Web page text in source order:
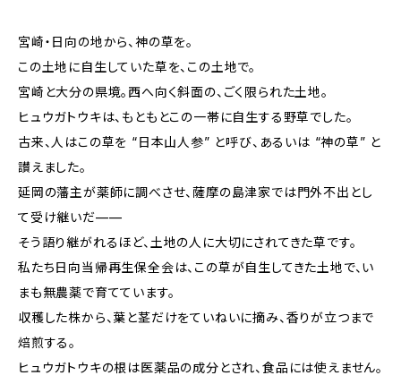
宮崎・日向の地から、神の草を。
この土地に自生していた草を、この土地で。
宮崎と大分の県境。西へ向く斜面の、ごく限られた土地。
ヒュウガトウキは、もともとこの一帯に自生する野草でした。
古来、人はこの草を “日本山人参” と呼び、あるいは “神の草” と
讃えました。
延岡の藩主が薬師に調べさせ、薩摩の島津家では門外不出とし
て受け継いだ——
そう語り継がれるほど、土地の人に大切にされてきた草です。
私たち日向当帰再生保全会は、この草が自生してきた土地で、い
まも無農薬で育てています。
収穫した株から、葉と茎だけをていねいに摘み、香りが立つまで
焙煎する。
ヒュウガトウキの根は医薬品の成分とされ、食品には使えません。